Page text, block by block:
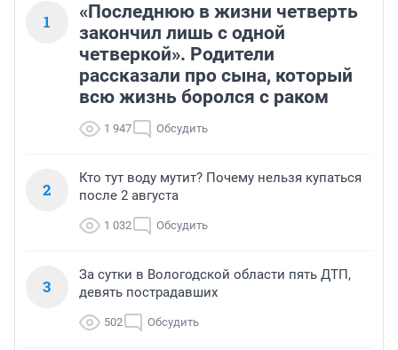
1
«Последнюю в жизни четверть
закончил лишь с одной
четверкой». Родители
рассказали про сына, который
всю жизнь боролся с раком
1 947 Обсудить
2
Кто тут воду мутит? Почему нельзя купаться
после 2 августа
1 032 Обсудить
3
За сутки в Вологодской области пять ДТП,
девять пострадавших
502 Обсудить